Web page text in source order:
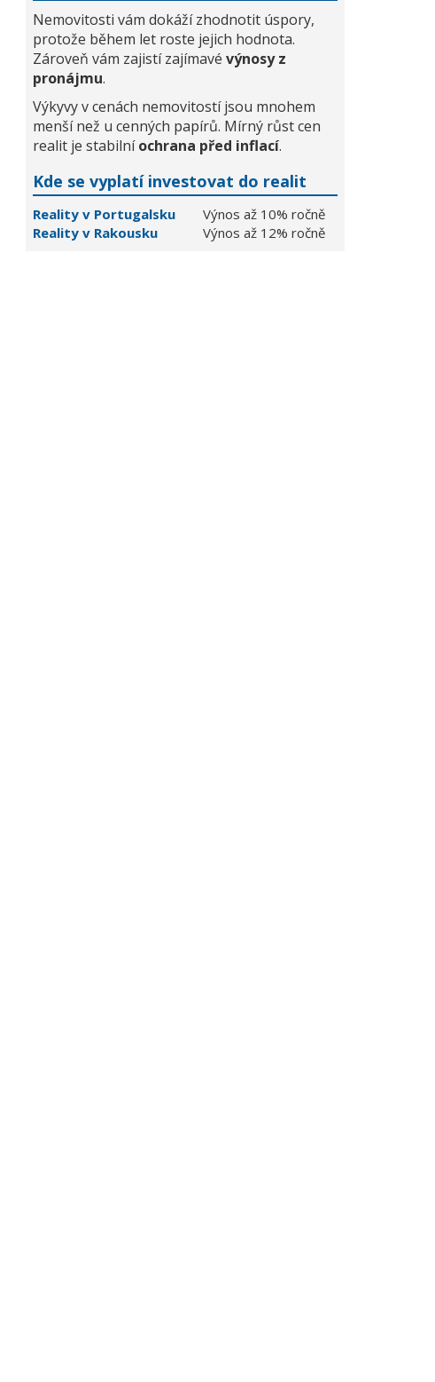
Nemovitosti vám dokáží zhodnotit úspory,
protože během let roste jejich hodnota.
Zároveň vám zajistí zajímavé výnosy z
pronájmu.
Výkyvy v cenách nemovitostí jsou mnohem
menší než u cenných papírů. Mírný růst cen
realit je stabilníochrana před inflací.
Kde se vyplatí investovat do realit
Reality v Portugalsku
Výnos až 10% ročně
Reality v Rakousku
Výnos až 12% ročně